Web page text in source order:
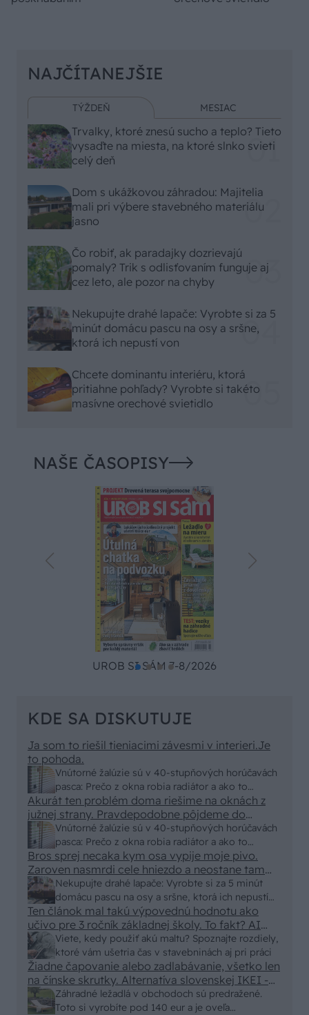
NAJČÍTANEJŠIE
TÝŽDEŇ MESIAC
Trvalky, ktoré znesú sucho a teplo? Tieto
vysaďte na miesta, na ktoré slnko svieti
celý deň
Dom s ukážkovou záhradou: Majitelia
mali pri výbere stavebného materiálu
jasno
Čo robiť, ak paradajky dozrievajú
pomaly? Trik s odlisťovaním funguje aj
cez leto, ale pozor na chyby
Nekupujte drahé lapače: Vyrobte si za 5
minút domácu pascu na osy a sršne,
ktorá ich nepustí von
Chcete dominantu interiéru, ktorá
pritiahne pohľady? Vyrobte si takéto
masívne orechové svietidlo
NAŠE ČASOPISY
UROB SI SÁM 7-8/2026
KDE SA DISKUTUJE
Vnútorné žalúzie sú v 40-stupňových horúčavách
pasca: Prečo z okna robia radiátor a ako to
vyriešiť za pár eur?
Ja som to riešil tieniacimi závesmi v interieri.Je
to pohoda.
Vnútorné žalúzie sú v 40-stupňových horúčavách
pasca: Prečo z okna robia radiátor a ako to
vyriešiť za pár eur?
Akurát ten problém doma riešime na oknách z
južnej strany. Pravdepodobne pôjdeme do
vonkajšieho tienenia na spôsob markízy
250x150cm. Čínsky predajcovia idú okolo 100
eur kus.
Nekupujte drahé lapače: Vyrobte si za 5 minút
domácu pascu na osy a sršne, ktorá ich nepustí
von
Bros sprej necaka kym osa vypije moje pivo.
Zaroven nasmrdi cele hniezdo a neostane tam
nic zive. Vasa pasca naucinke moc efektivne.
Skor pritiahne slimaky
Viete, kedy použiť akú maltu? Spoznajte rozdiely,
ktoré vám ušetria čas v stavebninách aj pri práci
Ten článok mal takú výpovednú hodnotu ako
učivo pre 3 ročník základnej školy. To fakt? AI
alebo nejaka kniha z VŠ? Dnešné rychlotvrdnuce
malty - pevnosť 40 Mpa a doba schnutia tak 15
minut , k tomu vodotesné s kryštálikou. A rozdiel
- schnutie a zretie. Nič?
Záhradné ležadlá v obchodoch sú predražené.
Toto si vyrobíte pod 140 eur a je oveľa
Žiadne čapovanie alebo zadlabávanie, všetko len
na čínske skrutky. Alternatíva slovenskej IKEI -
čo sa týka pevnosti. Autor si nedal veľa námahy s
remeselným spracovaním, škoda. No lepšie než